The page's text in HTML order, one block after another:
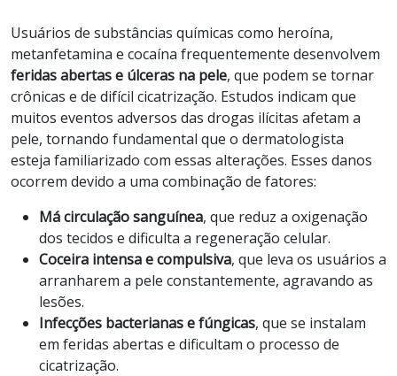
Usuários de substâncias químicas como heroína,
metanfetamina e cocaína frequentemente desenvolvem
feridas abertas e úlceras na pele, que podem se tornar
crônicas e de difícil cicatrização. Estudos indicam que
muitos eventos adversos das drogas ilícitas afetam a
pele, tornando fundamental que o dermatologista
esteja familiarizado com essas alterações. Esses danos
ocorrem devido a uma combinação de fatores:
Má circulação sanguínea, que reduz a oxigenação
dos tecidos e dificulta a regeneração celular.
Coceira intensa e compulsiva, que leva os usuários a
arranharem a pele constantemente, agravando as
lesões.
Infecções bacterianas e fúngicas, que se instalam
em feridas abertas e dificultam o processo de
cicatrização.